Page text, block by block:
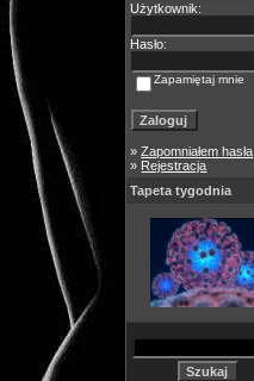
Użytkownik:
Hasło:
Zapamiętaj mnie
»Zapomniałem hasła
» Rejestracja
Tapeta tygodnia